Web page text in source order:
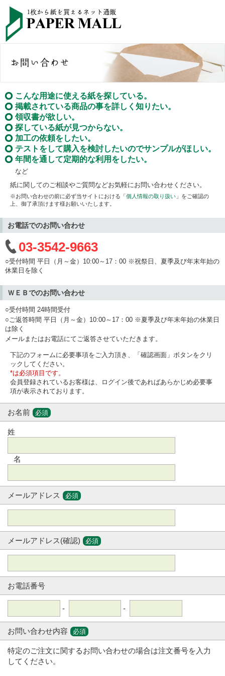
こんな用途に使える紙を探している。
掲載されている商品の事を詳しく知りたい。
領収書が欲しい。
探している紙が見つからない。
加工の依頼をしたい。
テストをして購入を検討したいのでサンプルがほしい。
年間を通して定期的な利用をしたい。
など
紙に関してのご相談やご質問などお気軽にお問い合わせください。
※お問い合わせの前に必ず当サイトにおける「個人情報の取り扱い 」をご確認の
上、御了承頂けます様お願いいたします。
お電話でのお問い合わせ
03-3542-9663
○受付時間 平日（月～金）10:00～17：00 ※祝祭日、夏季及び年末年始の
休業日を除く
ＷＥＢでのお問い合わせ
○受付時間 24時間受付
○ご返答時間 平日（月～金）10:00～17：00 ※夏季及び年末年始の休業日
は除く
メールまたはお電話にてご返答させていただきます。
下記のフォームに必要事項をご入力頂き、「確認画面」ボタンをクリ
ックしてください。
*は必須項目です。
会員登録されているお客様は、ログイン後であればあらかじめ必要事
項が表示されております。
お名前 必須
姓
名
メールアドレス 必須
メールアドレス(確認) 必須
お電話番号
- -
お問い合わせ内容 必須
特定のご注文に関するお問い合わせの場合は注文番号を入力
してください。